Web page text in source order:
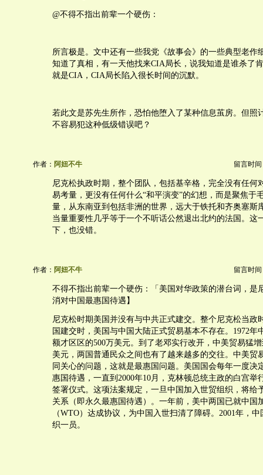
@不得不指出前辈一个硬伤：
所言极是。文中还有一些我党《故事会》的一些典型老作
知道了真相，有一天他找来CIA局长，说我知道是谁杀了
就是CIA，CIA局长陷入很长时间的沉默。
若此文是苏先生所作，恐怕他堕入了某种信息茧房。但照
不容易犯这种低级错误吧？
作者： 阿妞不牛 留言时间
尼克松执政时期，整个团队，包括基辛格，完全没有任何
易考量，更没有任何什么“和平演变”的幻想，而是聚焦于
量，从东南亚到包括非洲的世界，远大于铁托和齐奥塞
当量重要性几乎等于一个不听话公然退出北约的法国。这
下，也没错。
作者： 阿妞不牛 留言时间
不得不指出前辈一个硬伤：「美国对华政策的潜台词，是
消对中国最惠国待遇】
尼克松时期美国并没有与中共正式建交。整个尼克松当政
国建交时，美国与中国大陆正式贸易基本不存在。1972年
额才区区的500万美元。到了老邓实行改开，中美贸易猛增
美元，两国普通民众之间也有了越来越多的交往。中美贸
同关心的问题，这就是最惠国问题。美国国会每年一度决
惠国待遇，一直到2000年10月，克林顿总统主政的白宫举
签署仪式。这项法案规定，一旦中国加入世贸组织，将给
关系（即永久最惠国待遇）。一年前，美中两国已就中国
（WTO）达成协议，为中国入世扫清了障碍。2001年，
织一员。